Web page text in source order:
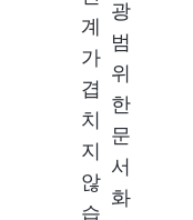
계
가
겹
치
지
않
습
광
범
위
한
문
서
화